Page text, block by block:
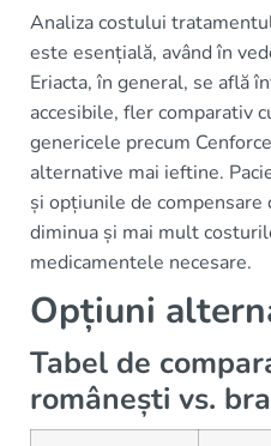
Analiza costului
este esențială, având în
Eriacta, în general, se află
accesibile, fler comparativ
genericele precum
alternative mai ieftine.
și opțiunile de compensare
diminua și mai mult
medicamentele necesare.
Opțiuni
Tabel de
românești vs.